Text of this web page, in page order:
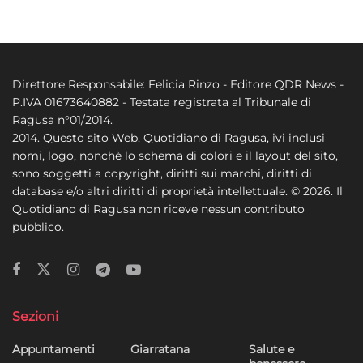
Funzionalità Sempre attivo
fonti di dati, Collegare diversi dispositivi,
Identificare i dispositivi in base alle informazioni
trasmesse automaticamente.
Utilizzare dati di geolocalizzazione precisi,
Riconoscere i dispositivi in base a informazioni
richieste attivamente.
rilevare frodi, correggere errori, Erogare
e presentare pubblicità e contenuto,
privacy.
Direttore Responsabile: Felicia Rinzo - Editore QDR News -
P.IVA 01673640882 - Testata registrata al Tribunale di
Ragusa n°01/2014.
2014. Questo sito Web, Quotidiano di Ragusa, ivi inclusi
nomi, logo, nonchè lo schema di colori e il layout del sito,
sono soggetti a copyright, diritti sui marchi, diritti di
database e/o altri diritti di proprietà intellettuale. © 2026. Il
Quotidiano di Ragusa non riceve nessun contributo
pubblico.
Sezioni
Appuntamenti Giarratana
Salute e